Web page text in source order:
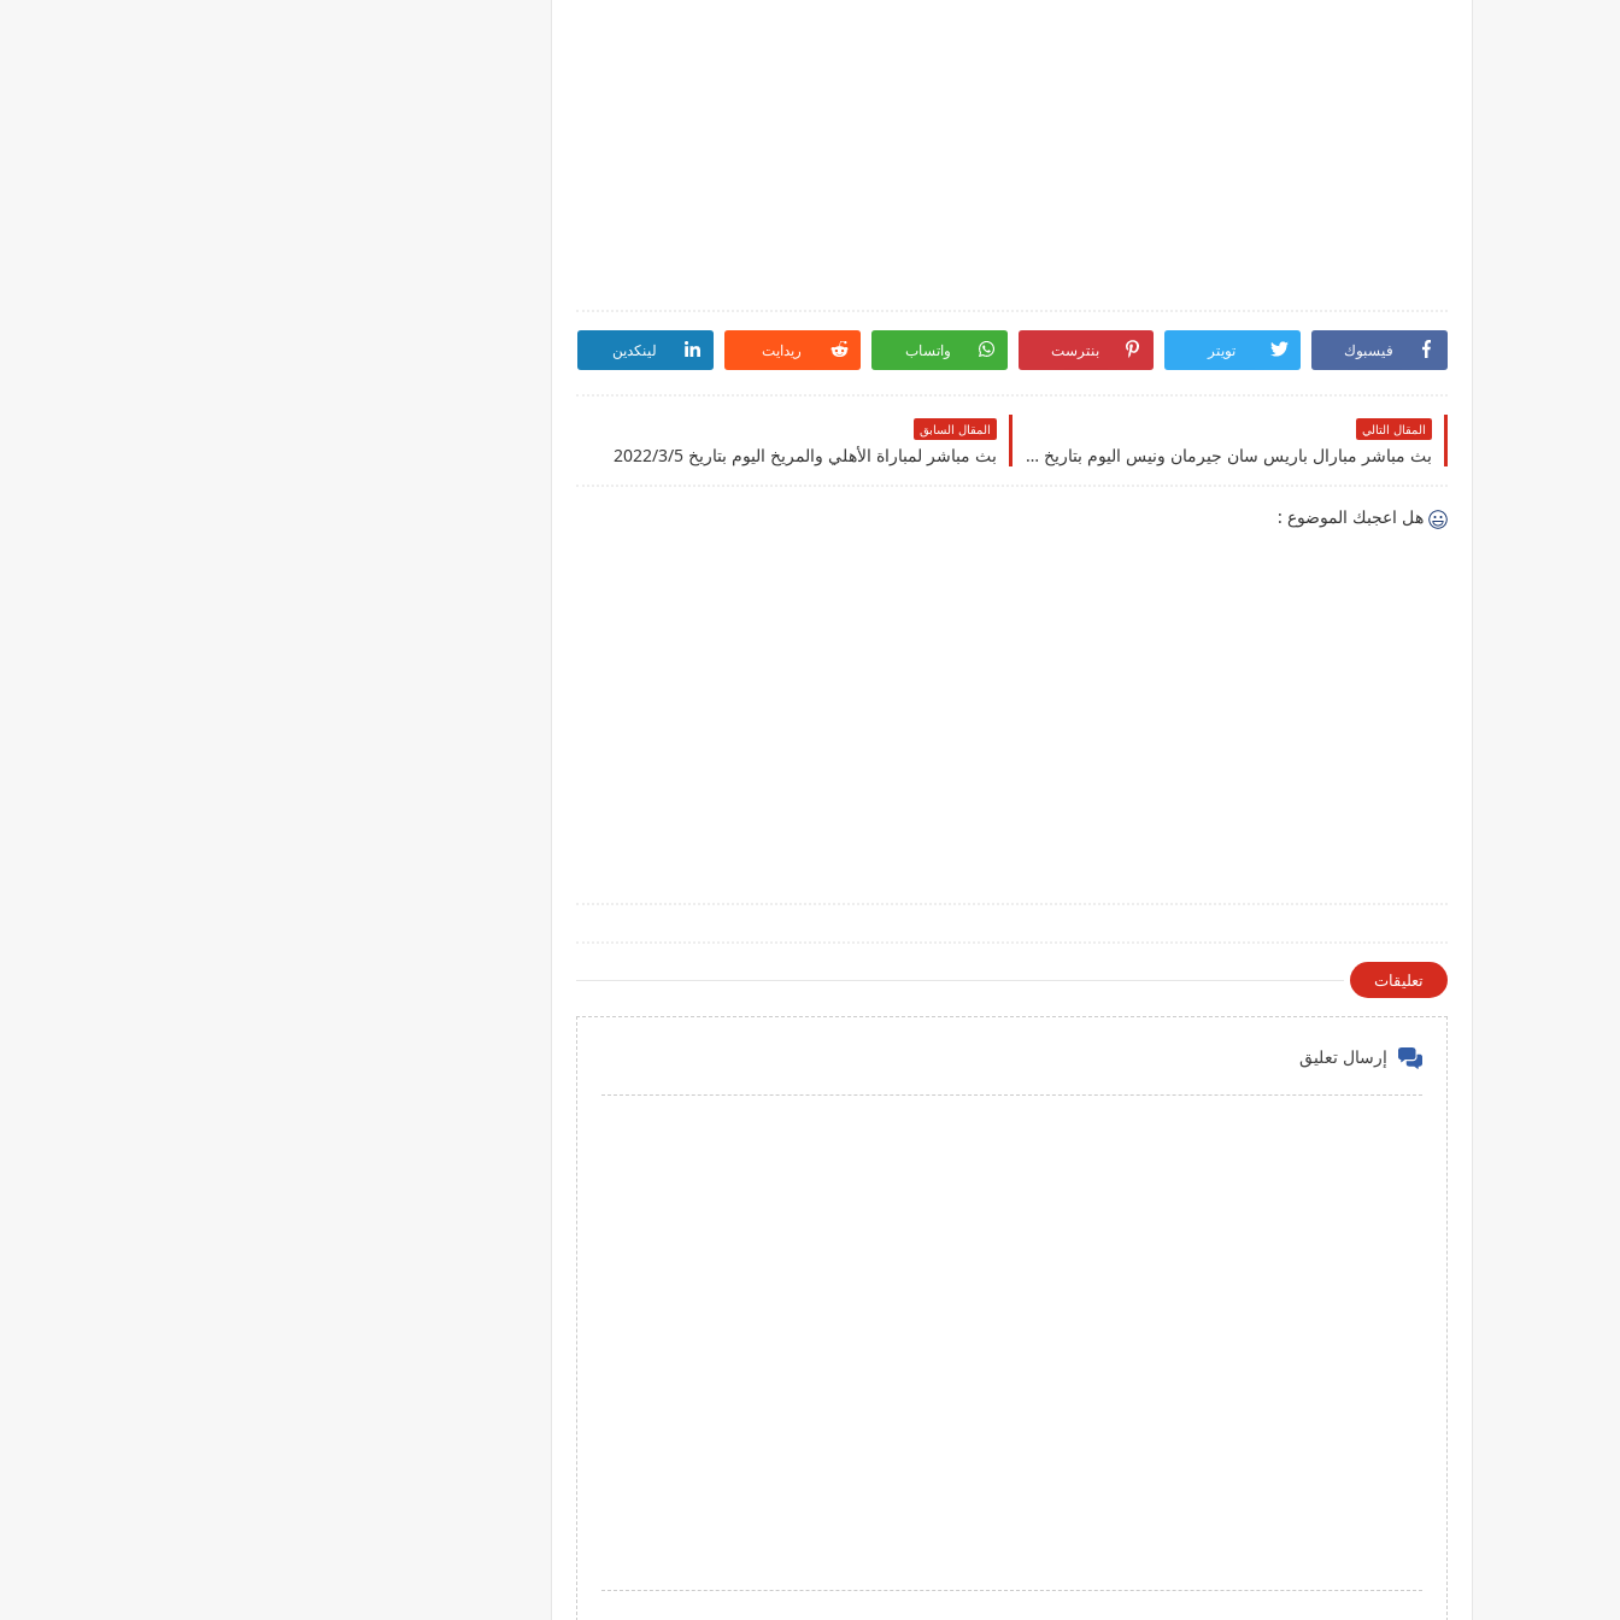
فيسبوك تويتر بنترست واتساب ريدايت لينكدين
المقال التالي
بث مباشر مبارال باريس سان جيرمان ونيس اليوم بتاريخ 2022/3/5
المقال السابق
بث مباشر لمباراة الأهلي والمريخ اليوم بتاريخ 2022/3/5
هل اعجبك الموضوع :
تعليقات
إرسال تعليق